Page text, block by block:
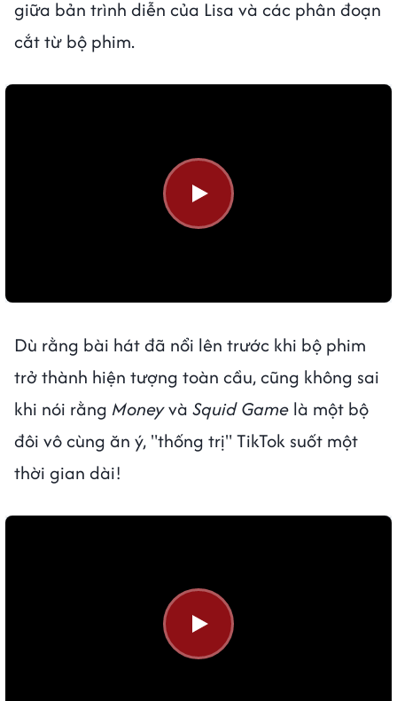
giữa bản trình diễn của Lisa và các phân đoạn
cắt từ bộ phim.
Dù rằng bài hát đã nổi lên trước khi bộ phim
trở thành hiện tượng toàn cầu, cũng không sai
khi nói rằng Moneyvà Squid Game là một bộ
đôi vô cùng ăn ý, "thống trị" TikTok suốt một
thời gian dài!